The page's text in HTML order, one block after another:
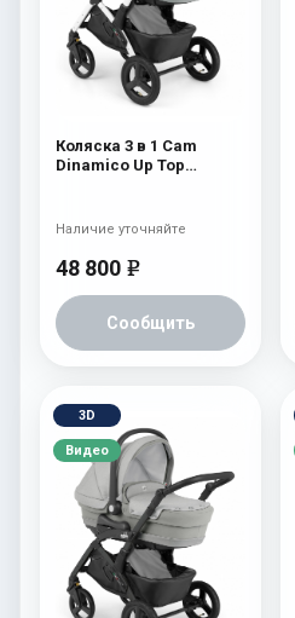
Коляска 3 в 1 Cam
Dinamico Up Top
48 800 e
Сообщить
Наличие уточняйте
3D
Видео